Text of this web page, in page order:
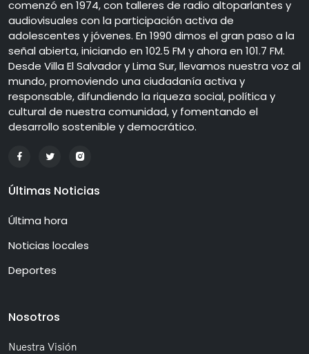
comenzó en 1974, con talleres de radio altoparlantes y
audiovisuales con la participación activa de
adolescentes y jóvenes. En 1990 dimos el gran paso a la
señal abierta, iniciando en 102.5 FM y ahora en 101.7 FM.
Desde Villa El Salvador y Lima Sur, llevamos nuestra voz al
mundo, promoviendo una ciudadanía activa y
responsable, difundiendo la riqueza social, política y
cultural de nuestra comunidad, y fomentando el
desarrollo sostenible y democrático.
Últimas Noticias
Última hora
Noticias locales
Deportes
Nosotros
Nuestra Visión